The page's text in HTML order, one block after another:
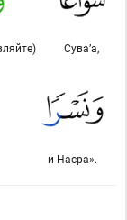
Сува’а,
и Насра».